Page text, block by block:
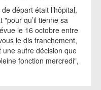
départ était l’hôpital,
"pour qu’il tienne sa
le 16 octobre entre
le dis franchement,
une autre décision que
fonction mercredi",